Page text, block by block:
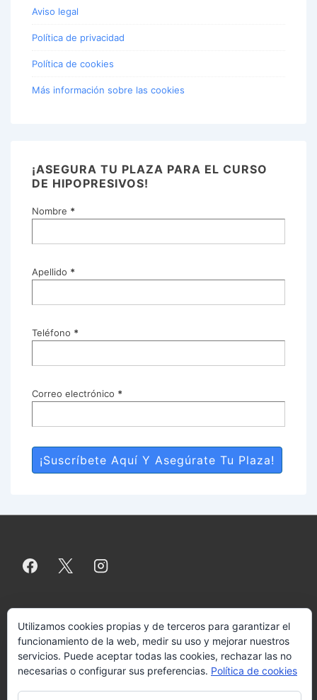
Aviso legal
Política de privacidad
Política de cookies
Más información sobre las cookies
¡ASEGURA TU PLAZA PARA EL CURSO
DE HIPOPRESIVOS!
Nombre *
Apellido *
Teléfono *
Correo electrónico *
Menú
del
pie
Aviso legal Política de privacidad Política de cookies
Más
información sobre las cookies
Contacto
Copyright © 2026Copyright-VALENCIA
Utilizamos cookies propias y de terceros para garantizar el
funcionamiento de la web, medir su uso y mejorar nuestros
servicios. Puede aceptar todas las cookies, rechazar las no
necesarias o configurar sus preferencias. Política de cookies